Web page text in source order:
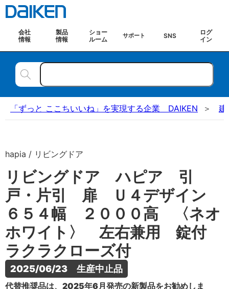
会社
情報
製品
情報
ショー
ルーム
サポート SNS
ログ
イン
「ずっと ここちいいね」を実現する企業 DAIKEN 建
hapia / リビングドア
リビングドア ハピア 引
戸・片引 扉 Ｕ４デザイン
６５４幅 ２０００高 〈ネオ
ホワイト〉 左右兼用 錠付
ラクラクローズ付
2025/06/23　生産中止品
代替推奨品は、2025年6月発売の新製品をお勧めしま